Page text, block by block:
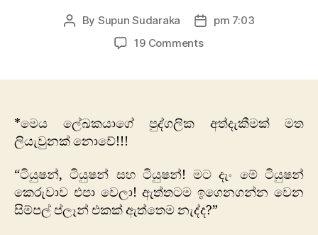
Post
By Supun Sudaraka
Postpm 7:03
19 Commentson
කොටම
කොට
*මෙය ලේඛකයාගේ පුද්ගලික අත්දැකීමක් මත
ලියැවුනක් නොවේ!!!
“ටියුෂන්, ටියුෂන් සහ ටියුෂන්! මට දැං මේ ටියුෂන්
කෙරුවාව එපා වෙලා! ඇත්තටම ඉගෙනගන්න වෙන
සිම්පල් ප්ලෑන් එකක් ඇත්තෙම නැද්ද?”